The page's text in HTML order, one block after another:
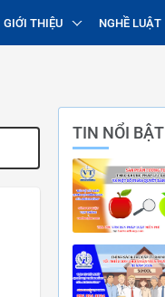
GIỚI THIỆU NGHỀ LUẬT
TIN NỔI BẬT